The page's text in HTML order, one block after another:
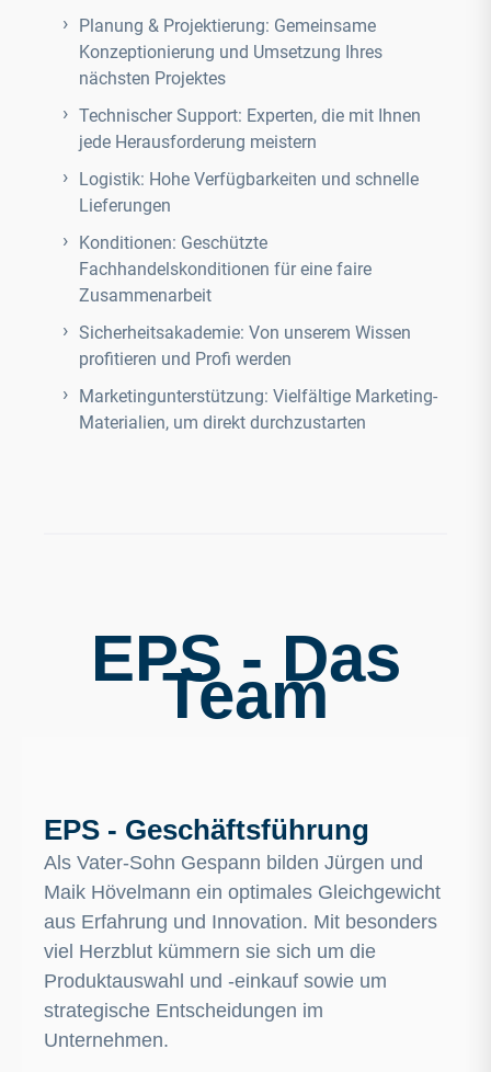
Planung & Projektierung: Gemeinsame
Konzeptionierung und Umsetzung Ihres
nächsten Projektes
Technischer Support: Experten, die mit Ihnen
jede Herausforderung meistern
Logistik: Hohe Verfügbarkeiten und schnelle
Lieferungen
Konditionen: Geschützte
Fachhandelskonditionen für eine faire
Zusammenarbeit
Sicherheitsakademie: Von unserem Wissen
profitieren und Profi werden
Marketingunterstützung: Vielfältige Marketing-
Materialien, um direkt durchzustarten
EPS - Das
Team
EPS - Geschäftsführung
Als Vater-Sohn Gespann bilden Jürgen und
Maik Hövelmann ein optimales Gleichgewicht
aus Erfahrung und Innovation. Mit besonders
viel Herzblut kümmern sie sich um die
Produktauswahl und -einkauf sowie um
strategische Entscheidungen im
Unternehmen.